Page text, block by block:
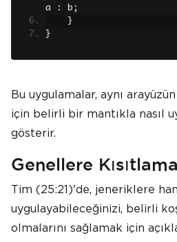
a
: b ;
}
}
Bu uygulamalar, aynı
için belirli bir mantıkla nasıl
gösterir.
Genellere
Tim (25:21)'de, jeneriklere
uygulayabileceğinizi, belirli
olmalarını sağlamak için